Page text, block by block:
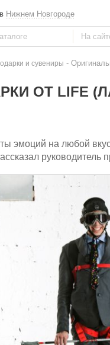
Нижнем Новгороде
и сувениры -
ОТ LIFE
эмоций на любой